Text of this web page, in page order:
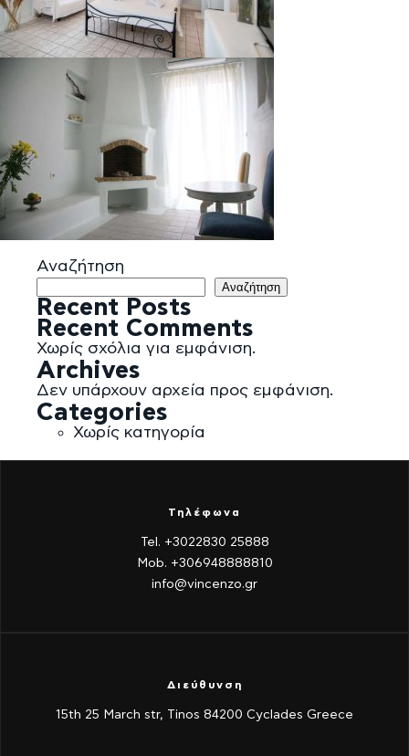
Αναζήτηση
Αναζήτηση
Recent Posts
Recent Comments
Χωρίς σχόλια για εμφάνιση.
Archives
Δεν υπάρχουν αρχεία προς εμφάνιση.
Categories
Χωρίς κατηγορία
Τηλέφωνα
Tel. +3022830 25888
Mob. +306948888810
info@vincenzo.gr
Διεύθυνση
15th 25 March str, Tinos 84200 Cyclades Greece